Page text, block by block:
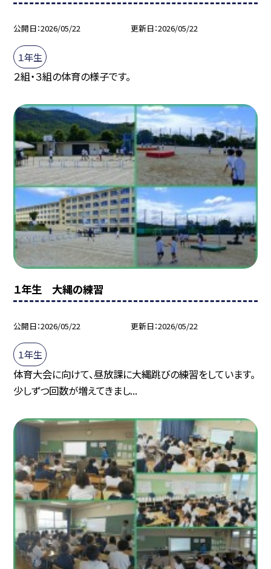
公開日 2026/05/22 更新日 2026/05/22
１年生
２組・３組の体育の様子です。
１年生 大縄の練習
公開日 2026/05/22 更新日 2026/05/22
１年生
体育大会に向けて、昼放課に大縄跳びの練習をしています。
少しずつ回数が増えてきまし...